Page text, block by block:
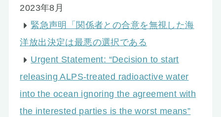
2023年8月
緊急声明「関係者との合意を無視した海
洋放出決定は最悪の選択である
Urgent Statement: “Decision to start
releasing ALPS-treated radioactive water
into the ocean ignoring the agreement with
the interested parties is the worst means”